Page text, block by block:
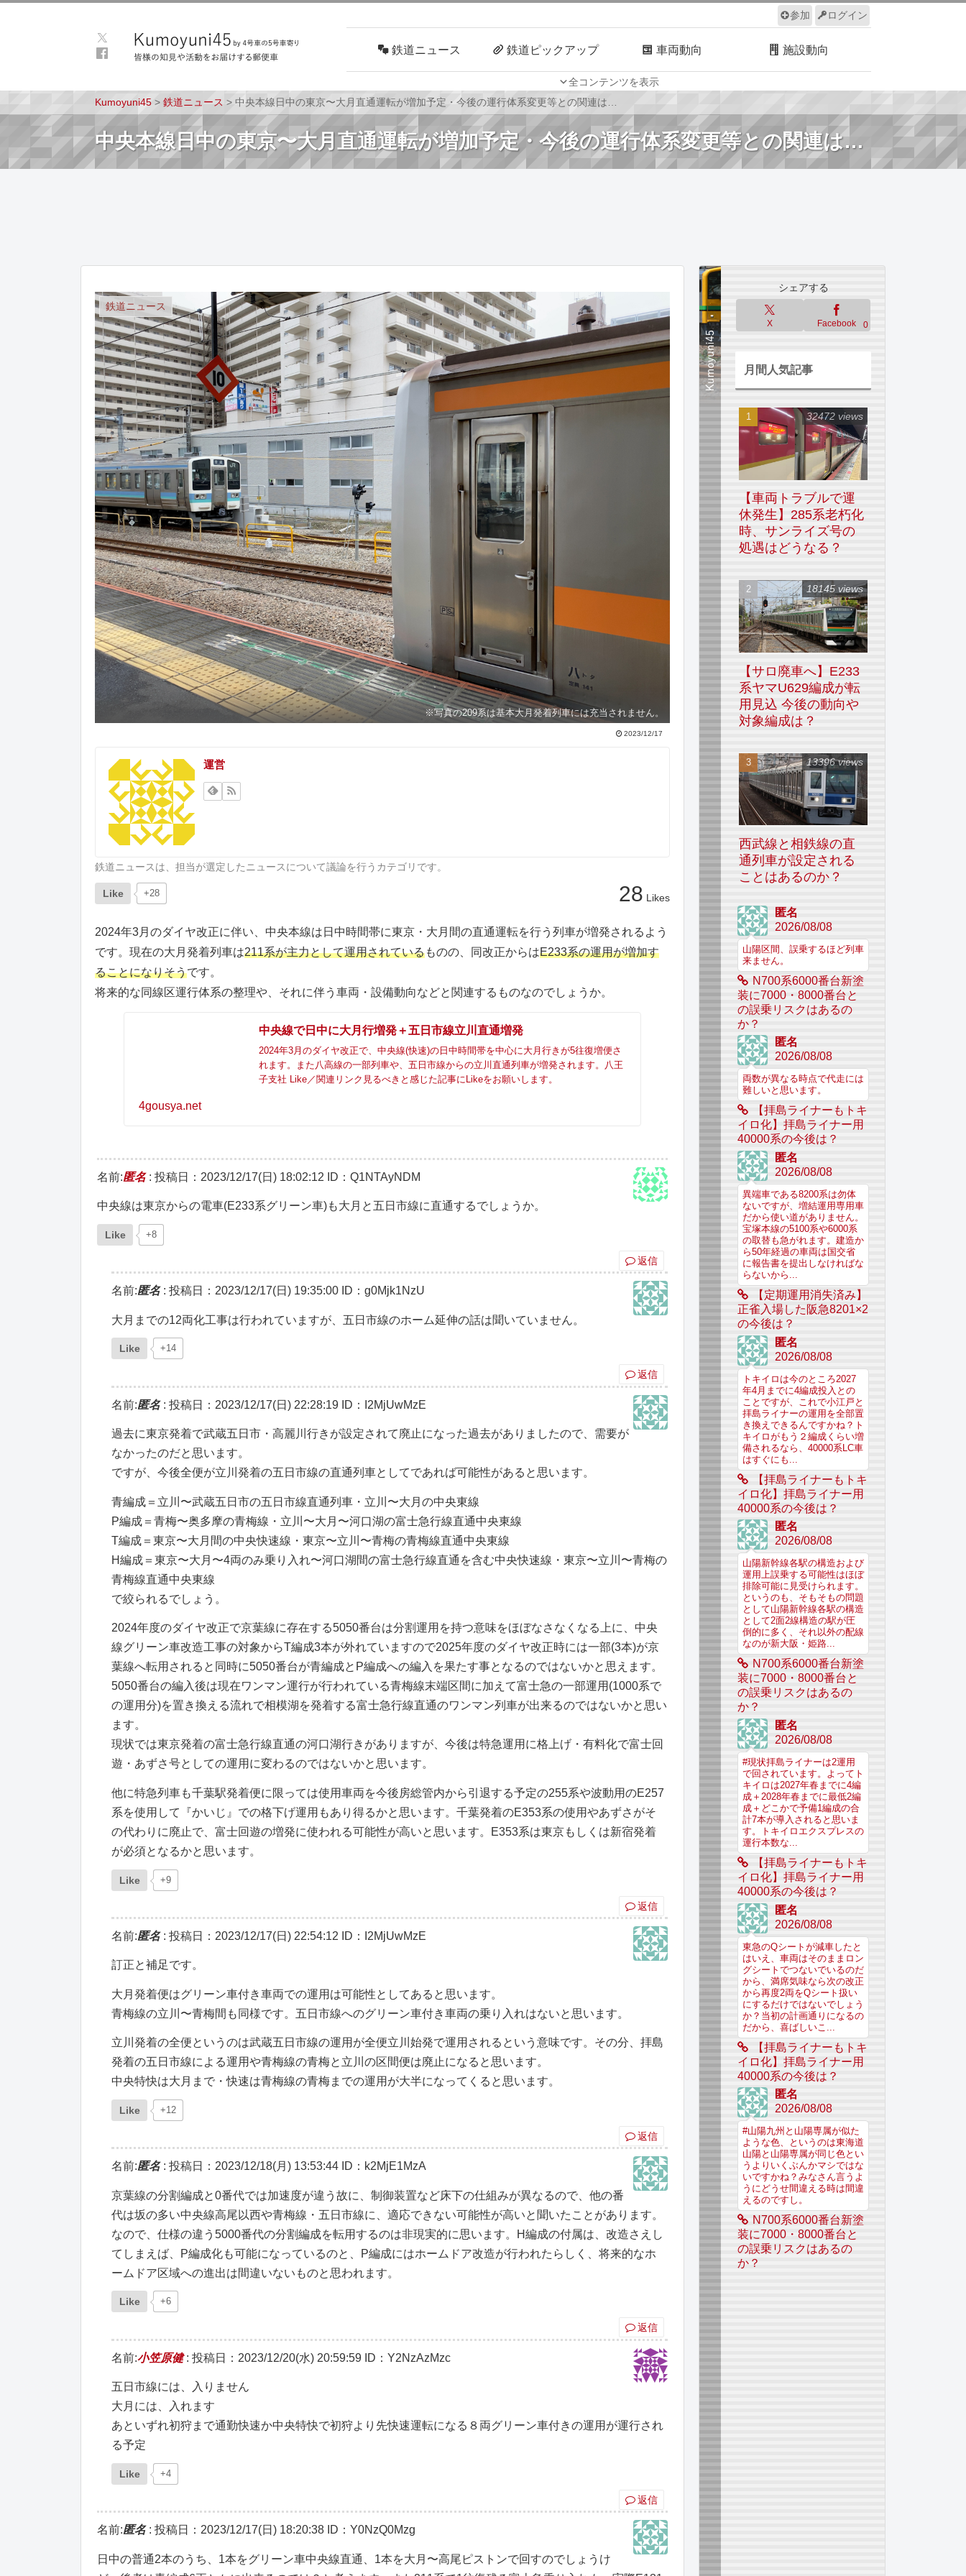
ログイン
参加
全コンテンツを表示
鉄道ニュース 鉄道ピックアップ 車両動向 施設動向
車両技術 路線探訪 ルール サイトについて
Kumoyuni45 > 鉄道ニュース > 中央本線日中の東京〜大月直通運転が増加予定・今後の運行体系変更等との関連は…
中央本線日中の東京〜大月直通運転が増加予定・今後の運行体系変更等との関連は…
鉄道ニュース
※写真の209系は基本大月発着列車には充当されません。
2023/12/17
運営
鉄道ニュースは、担当が選定したニュースについて議論を行うカテゴリです。
Like +28 28 Likes
2024年3月のダイヤ改正に伴い、中央本線は日中時間帯に東京・大月間の直通運転を行う列車が増発されるよう
です。現在の大月発着列車は211系が主力として運用されているものの、同改正からはE233系の運用が増加す
ることになりそうです。
将来的な同線区運行体系の整理や、それに伴う車両・設備動向などと関連するものなのでしょうか。
中央線で日中に大月行増発＋五日市線立川直通増発
2024年3月のダイヤ改正で、中央線(快速)の日中時間帯を中心に大月行きが5往復増便さ
れます。また八高線の一部列車や、五日市線からの立川直通列車が増発されます。八王
子支社 Like／関連リンク見るべきと感じた記事にLikeをお願いします。
4gousya.net
名前:匿名: 投稿日：2023/12/17(日) 18:02:12 ID：Q1NTAyNDM
中央線は東京からの電車(E233系グリーン車)も大月と五日市線に直通するでしょうか。
Like +8
返信
名前:匿名: 投稿日：2023/12/17(日) 19:35:00 ID：g0Mjk1NzU
大月までの12両化工事は行われていますが、五日市線のホーム延伸の話は聞いていません。
Like +14
返信
名前:匿名: 投稿日：2023/12/17(日) 22:28:19 ID：I2MjUwMzE
過去に東京発着で武蔵五日市・高麗川行きが設定されて廃止になった過去がありましたので、需要が
なかったのだと思います。
ですが、今後全便が立川発着の五日市線の直通列車としてであれば可能性があると思います。
青編成＝立川〜武蔵五日市の五日市線直通列車・立川〜大月の中央東線
P編成＝青梅〜奥多摩の青梅線・立川〜大月〜河口湖の富士急行線直通中央東線
T編成＝東京〜大月間の中央快速線・東京〜立川〜青梅の青梅線直通中央東線
H編成＝東京〜大月〜4両のみ乗り入れ〜河口湖間の富士急行線直通を含む中央快速線・東京〜立川〜青梅の
青梅線直通中央東線
で絞られるでしょう。
2024年度のダイヤ改正で京葉線に存在する5050番台は分割運用を持つ意味をほぼなさなくなる上に、中央
線グリーン車改造工事の対象からT編成3本が外れていますので2025年度のダイヤ改正時には一部(3本)が京
葉線へ転用されると同時に5050番台が青編成とP編成への編入を果たす事となるのではないかと思えます。
5050番台の編入後は現在ワンマン運行が行われている青梅線末端区間に加えて富士急の一部運用(1000系で
の運用分)を置き換える流れで相模湖を発着する富士急行線直通のワンマン列車が出来るのではないかと思い
ます。
現状では東京発着の富士急行線直通の河口湖行きがありますが、今後は特急運用に格上げ・有料化で富士回
遊・あずさ号としての運用に変わるのではないかと思います。
他に特急列車も千葉駅発着便に限っては使用車両を今後房総管内から引退する予定の255系や波動用のE257
系を使用して『かいじ』での格下げ運用もあり得るかと思います。千葉発着のE353系の使用やあずさがそ
の代わりに廃止で、富士回遊の増発に使われる可能性が高いと思います。E353系は東京もしくは新宿発着
が必須となるかと思います。
Like +9
返信
名前:匿名: 投稿日：2023/12/17(日) 22:54:12 ID：I2MjUwMzE
訂正と補足です。
大月発着便はグリーン車付き車両での運用は可能性としてあると思います。
青梅線の立川〜青梅間も同様です。五日市線へのグリーン車付き車両の乗り入れはないと思います。
立川発着の全便というのは武蔵五日市線の運用が全便立川始発で運用されるという意味です。その分、拝島
発着の五日市線による運用や青梅線の青梅と立川の区間便は廃止になると思います。
中央特快は大月まで・快速は青梅線の青梅までの運用が大半になってくると思います。
Like +12
返信
名前:匿名: 投稿日：2023/12/18(月) 13:53:44 ID：k2MjE1MzA
京葉線の分割編成と0番代では加速度が違う故に、制御装置など床下の仕組みが異なるので、他の番
代は坂の多い中央線高尾以西や青梅線・五日市線に、適応できない可能性が高いと聞いたことがあります。
なので、仕様の違う5000番代の分割編成を転用するのは非現実的に思います。H編成の付属は、改造さえし
てしまえば、P編成化も可能になっているのと、P編成にはホームドア改造が行われたらしく、将来的なホ
ームドア区域への進出は間違いないものと思われます。
Like +6
返信
名前:小笠原健: 投稿日：2023/12/20(水) 20:59:59 ID：Y2NzAzMzc
五日市線には、入りません
大月には、入れます
あといずれ初狩まで通勤快速か中央特快で初狩より先快速運転になる８両グリーン車付きの運用が運行され
る予定
Like +4
返信
名前:匿名: 投稿日：2023/12/17(日) 18:20:38 ID：Y0NzQ0Mzg
日中の普通2本のうち、1本をグリーン車中央線直通、1本を大月〜高尾ピストンで回すのでしょうけ
シェアする
X Facebook 0
月間人気記事
【車両トラブルで運
休発生】285系老朽化
時、サンライズ号の
処遇はどうなる？
32472 views
【サロ廃車へ】E233
系ヤマU629編成が転
用見込 今後の動向や
対象編成は？
18145 views
西武線と相鉄線の直
通列車が設定される
ことはあるのか？
13396 views
匿名
2026/08/08
山陽区間、誤乗するほど列車
来ません。
N700系6000番台新塗
装に7000・8000番台と
の誤乗リスクはあるの
か？
匿名
2026/08/08
両数が異なる時点で代走には
難しいと思います。
【拝島ライナーもトキ
イロ化】拝島ライナー用
40000系の今後は？
匿名
2026/08/08
異端車である8200系は勿体
ないですが、増結運用専用車
だから使い道がありません。
宝塚本線の5100系や6000系
の取替も急がれます。建造か
ら50年経過の車両は国交省
に報告書を提出しなければな
らないから...
【定期運用消失済み】
正雀入場した阪急8201×2
の今後は？
匿名
2026/08/08
トキイロは今のところ2027
年4月までに4編成投入との
ことですが、これで小江戸と
拝島ライナーの運用を全部置
き換えできるんですかね？ト
キイロがもう２編成くらい増
備されるなら、40000系LC車
はすぐにも...
【拝島ライナーもトキ
イロ化】拝島ライナー用
40000系の今後は？
匿名
2026/08/08
山陽新幹線各駅の構造および
運用上誤乗する可能性はほぼ
排除可能に見受けられます。
というのも、そもそもの問題
として山陽新幹線各駅の構造
として2面2線構造の駅が圧
倒的に多く、それ以外の配線
なのが新大阪・姫路...
N700系6000番台新塗
装に7000・8000番台と
の誤乗リスクはあるの
か？
匿名
2026/08/08
#現状拝島ライナーは2運用
で回されています。よってト
キイロは2027年春までに4編
成＋2028年春までに最低2編
成＋どこかで予備1編成の合
計7本が導入されると思いま
す。トキイロエクスプレスの
運行本数な...
【拝島ライナーもトキ
イロ化】拝島ライナー用
40000系の今後は？
匿名
2026/08/08
東急のQシートが減車したと
はいえ、車両はそのままロン
グシートでつないでいるのだ
から、満席気味なら次の改正
から再度2両をQシート扱い
にするだけではないでしょう
か？当初の計画通りになるの
だから、喜ばしいこ...
【拝島ライナーもトキ
イロ化】拝島ライナー用
40000系の今後は？
匿名
2026/08/08
#山陽九州と山陽専属が似た
ような色、というのは東海道
山陽と山陽専属が同じ色とい
うよりいくぶんかマシではな
いですかね？みなさん言うよ
うにどうせ間違える時は間違
えるのですし。
N700系6000番台新塗
装に7000・8000番台と
の誤乗リスクはあるの
か？